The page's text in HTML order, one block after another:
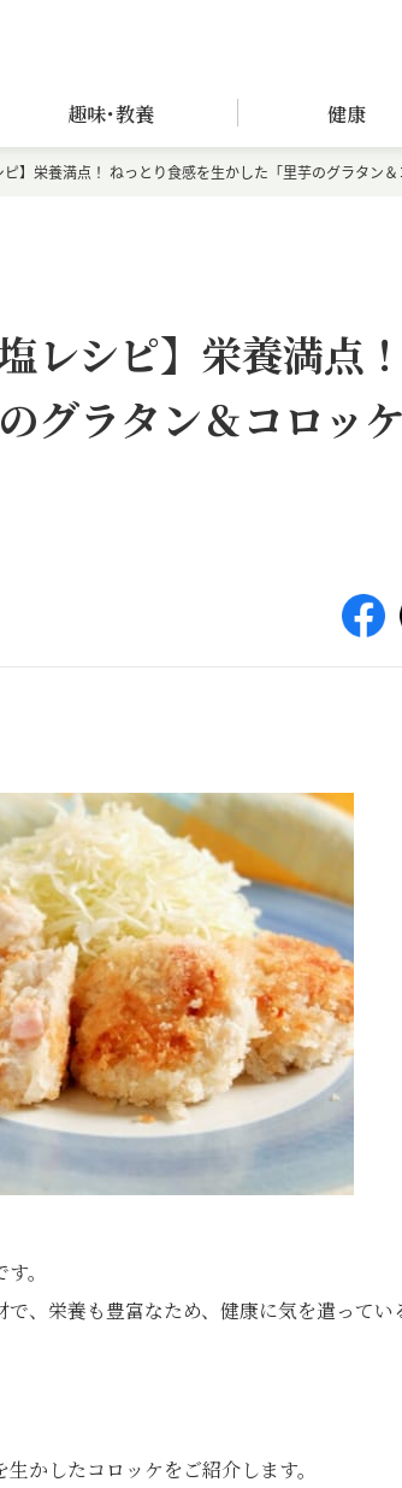
趣味･教養 健康
】栄養満点！ ねっとり食感を生かした「里芋のグラタン＆
レシピ】栄養満点
グラタン＆コロッケ
。
、栄養も豊富なため、健康に気を遣ってい
かしたコロッケをご紹介します。